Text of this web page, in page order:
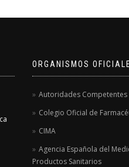
ORGANISMOS
Autoridades Competentes
Colegio Oficial de
CIMA
Agencia Española del
Productos Sanitarios